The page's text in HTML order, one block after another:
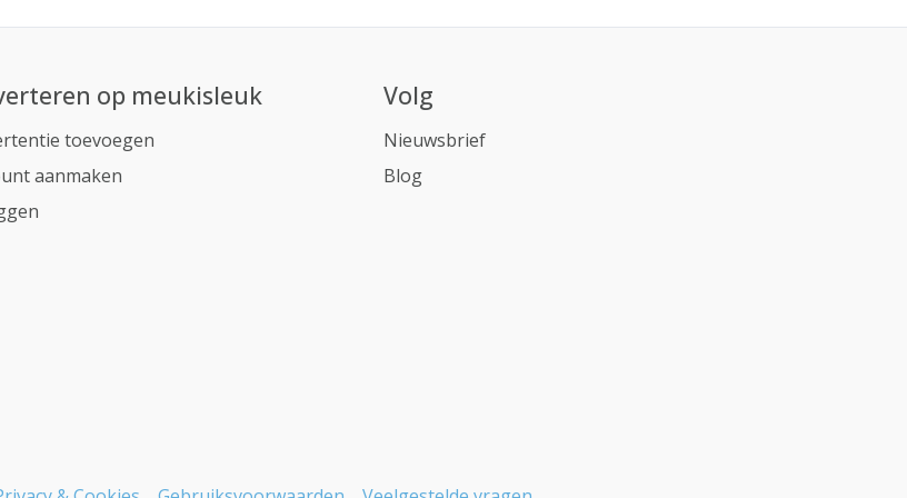
op meukisleuk
toevoegen
aanmaken
Volg
Nieuwsbrief
Blog